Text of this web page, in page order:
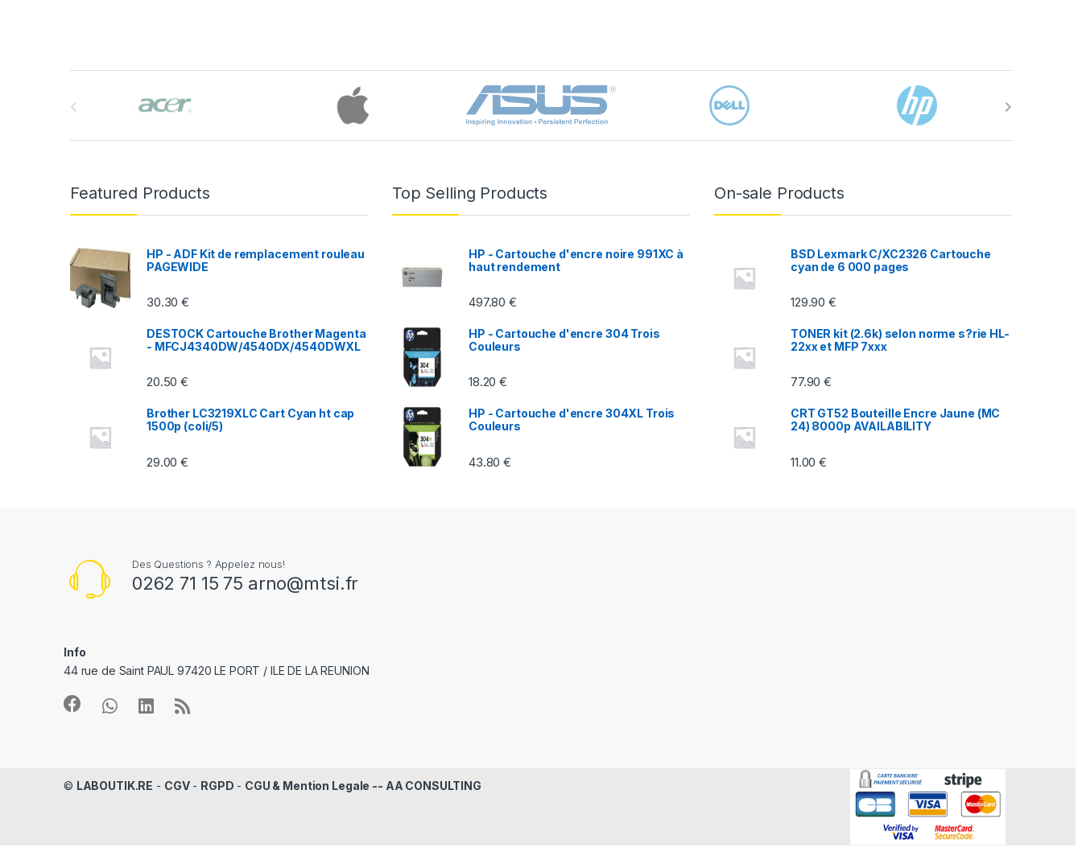
Featured Products
HP - ADF Kit de remplacement rouleau
PAGEWIDE
30.30€
DESTOCK Cartouche Brother Magenta
- MFCJ4340DW/4540DX/4540DWXL
20.50€
Brother LC3219XLC Cart Cyan ht cap
1500p (coli/5)
29.00€
Top Selling Products
HP - Cartouche d'encre noire 991XC à
haut rendement
497.80€
HP - Cartouche d'encre 304 Trois
Couleurs
18.20€
HP - Cartouche d'encre 304XL Trois
Couleurs
43.80€
On-sale Products
BSD Lexmark C/XC2326 Cartouche
cyan de 6 000 pages
129.90€
TONER kit (2.6k) selon norme s?rie HL-
22xx et MFP 7xxx
77.90€
CRT GT52 Bouteille Encre Jaune (MC
24) 8000p AVAILABILITY
11.00€
Des Questions ? Appelez nous!
0262 71 15 75 arno@mtsi.fr
Info
44 rue de Saint PAUL 97420 LE PORT / ILE DE LA REUNION
© LABOUTIK.RE - CGV- RGPD - CGU & Mention Legale -- AA CONSULTING